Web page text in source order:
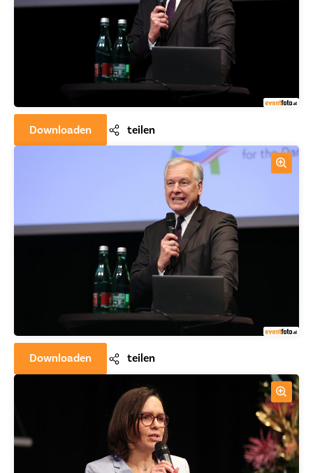
Downloaden teilen
Downloaden teilen